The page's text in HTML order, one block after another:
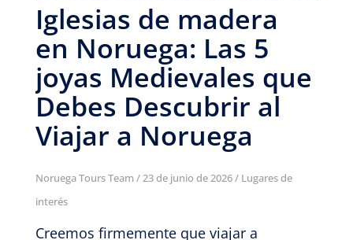
Iglesias de madera
en Noruega: Las 5
joyas Medievales que
Debes Descubrir al
Viajar a Noruega
Noruega Tours Team /23 de junio de 2026/ Lugares de
interés
Creemos firmemente que viajar a